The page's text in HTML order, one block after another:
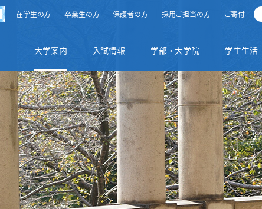
在学生の方 卒業生の方 保護者の方 採用ご担当の方 ご寄付
大学案内
清泉スピリット
学長メッセージ
理事長メッセージ
学校の沿革・設立母体
入試情報
オープンキャンパス
受験生向けイベント
出張講義
入試のご案内・入試要項
学部・大学院
総合文化学部（2025年度～）
地球市民学部（2025年度～）
基幹教育（2025年度～）
資格取得
学生生活
学生生活ナビ
学生生活全般
学生の活動
サポート制度
キャリアサポート
インターンシップ
就職実績
採用ご担当の皆様
留学・海外研修制度
私の留学生活体験記
その他の国際交流プログラム
海外からの留学生受け入れ
図書館からのお知らせ
調べる・探す
学部・学科・領域別リンク集
利用案内